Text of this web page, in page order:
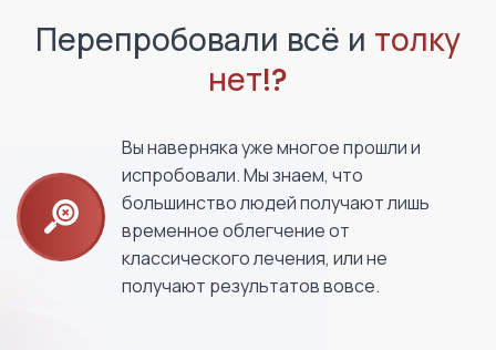
Перепробовали всё и толку
нет!?
Вы наверняка уже многое прошли и
испробовали. Мы знаем, что
большинство людей получают лишь
временное облегчение от
классического лечения, или не
получают результатов вовсе.